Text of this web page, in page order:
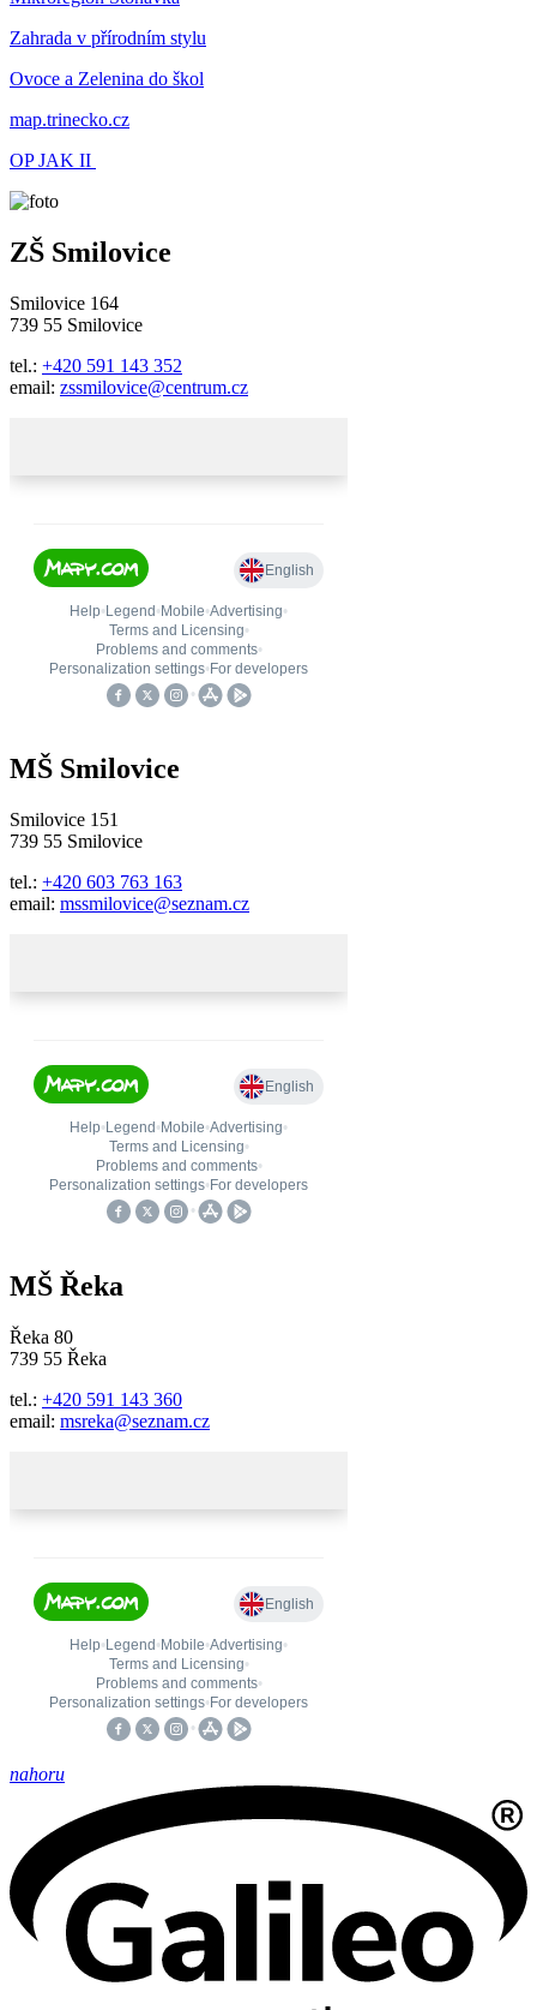
Zahrada v přírodním stylu
Ovoce a Zelenina do škol
map.trinecko.cz
OP JAK II
ZŠ Smilovice
Smilovice 164
739 55 Smilovice
tel.: +420 591 143 352
email: zssmilovice@centrum.cz
MŠ Smilovice
Smilovice 151
739 55 Smilovice
tel.: +420 603 763 163
email: mssmilovice@seznam.cz
MŠ Řeka
Řeka 80
739 55 Řeka
tel.: +420 591 143 360
email: msreka@seznam.cz
nahoru